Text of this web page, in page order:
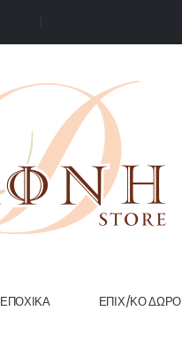
ΕΠΟΧΙΚΆ ΕΠΙΧ/ΚΟ ΔΏΡΟ